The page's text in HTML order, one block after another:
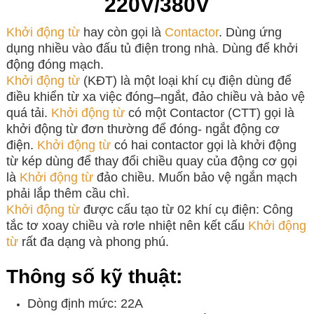
Khởi động từhay còn gọi là Contactor. Dùng ứng
dụng nhiều vào đấu tủ điện trong nhà. Dùng để khởi
động đóng mạch.
Khởi động từ(KĐT) là một loại khí cụ điện dùng để
điều khiển từ xa việc đóng–ngắt, đảo chiều và bảo vệ
quá tải. Khởi động từcó một Contactor (CTT) gọi là
khởi động từ đơn thường để đóng- ngắt động cơ
điện. Khởi động từcó hai contactor gọi là khởi động
từ kép dùng để thay đổi chiều quay của động cơ gọi
là Khởi động từđảo chiều. Muốn bảo vệ ngắn mạch
phải lắp thêm cầu chì.
Khởi động từđược cấu tạo từ 02 khí cụ điện: Công
tắc tơ xoay chiều và rơle nhiệt nên kết cấu Khởi động
từrất đa dạng và phong phú.
Thông số kỹ thuật:
Dòng định mức: 22A